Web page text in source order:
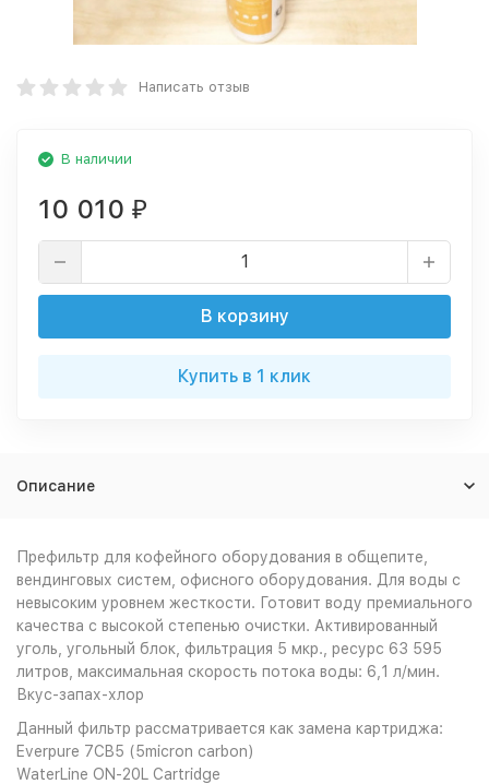
Написать отзыв
В наличии
10 010 ₽
В корзину
Купить в 1 клик
Описание
Префильтр для кофейного оборудования в общепите,
вендинговых систем, офисного оборудования. Для воды с
невысоким уровнем жесткости. Готовит воду премиального
качества с высокой степенью очистки. Активированный
уголь, угольный блок, фильтрация 5 мкр., ресурс 63 595
литров, максимальная скорость потока воды: 6,1 л/мин.
Вкус-запах-хлор
Данный фильтр рассматривается как замена картриджа:
Everpure 7CB5 (5micron carbon)
WaterLine ON-20L Cartridge